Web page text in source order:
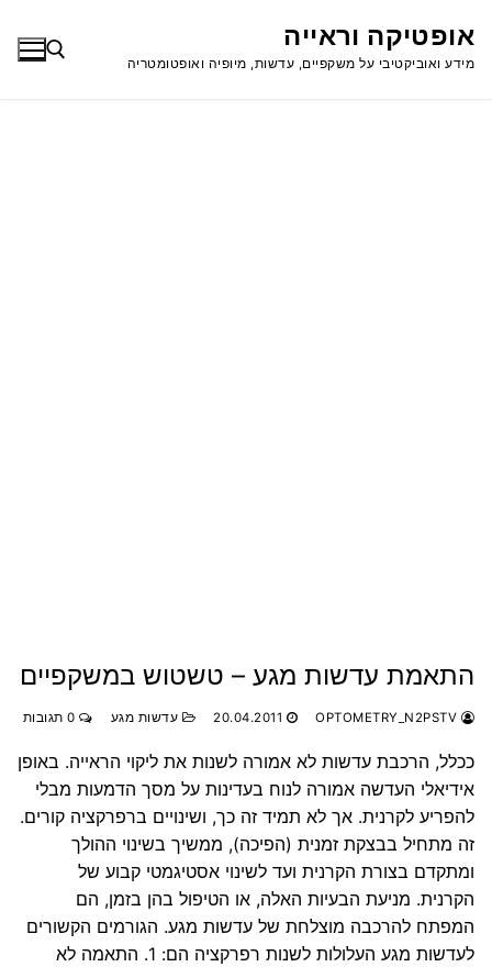
לתוכןאופטיקה וראייה
מידע ואוביקטיבי על משקפיים, עדשות, מיופיה ואופטומטריה
התאמת עדשות מגע – טשטוש במשקפיים
20.04.2011 עדשות מגע
ככלל, הרכבת עדשות לא אמורה לשנות את ליקוי הראייה. באופן
אידיאלי העדשה אמורה לנוח בעדינות על מסך הדמעות מבלי
להפריע לקרנית. אך לא תמיד זה כך, ושינויים ברפרקציה קורים.
זה מתחיל בבצקת זמנית (הפיכה), ממשיך בשינוי ההולך
ומתקדם בצורת הקרנית ועד לשינוי אסטיגמטי קבוע של
הקרנית. מניעת הבעיות האלה, או הטיפול בהן בזמן, הם
המפתח להרכבה מוצלחת של עדשות מגע. הגורמים הקשורים
לעדשות מגע העלולות לשנות רפרקציה הם: 1. התאמה לא